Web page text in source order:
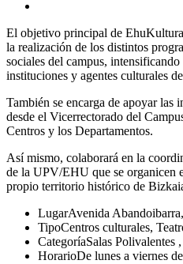
El objetivo principal de
la realización de los distintos
sociales del campus,
instituciones y agentes culturales
También se encarga de apoyar las
desde el Vicerrectorado del
Centros y los Departamentos.
Así mismo, colaborará en la
de la UPV/EHU que se organicen
propio territorio histórico de
LugarAvenida
TipoCentros culturales,
CategoríaSalas Polivalentes
HorarioDe lunes a viernes